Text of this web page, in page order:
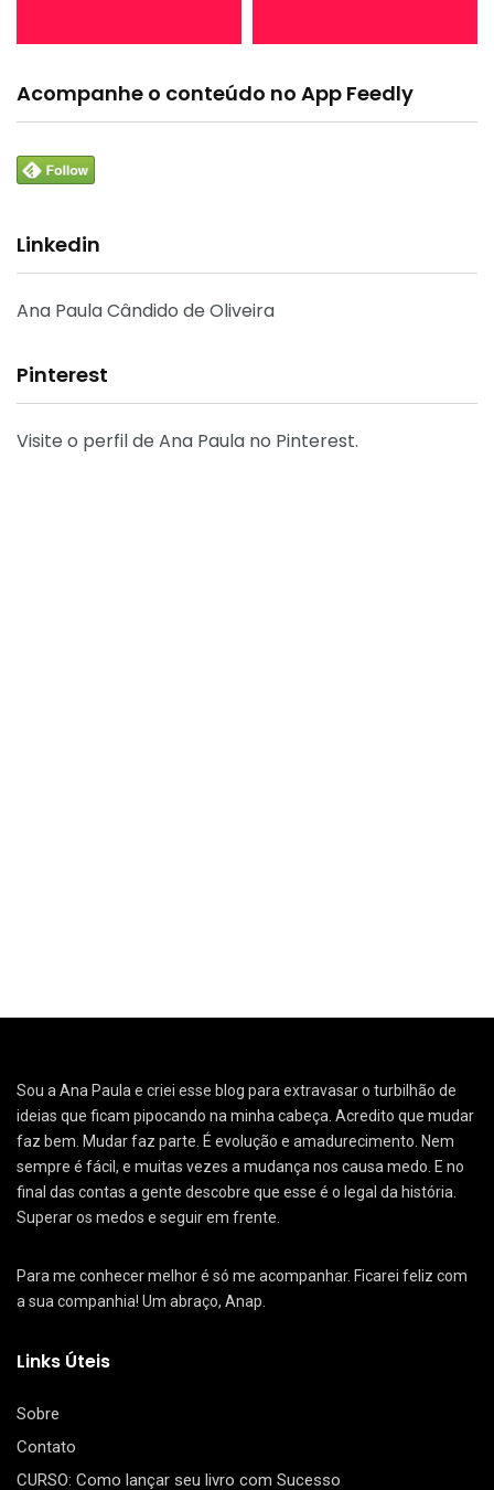
Acompanhe o conteúdo no App Feedly
Linkedin
Ana Paula Cândido de Oliveira
Pinterest
Visite o perfil de Ana Paula no Pinterest.
Sou a Ana Paula e criei esse blog para extravasar o turbilhão de
ideias que ficam pipocando na minha cabeça. Acredito que mudar
faz bem. Mudar faz parte. É evolução e amadurecimento. Nem
sempre é fácil, e muitas vezes a mudança nos causa medo. E no
final das contas a gente descobre que esse é o legal da história.
Superar os medos e seguir em frente.
Para me conhecer melhor é só me acompanhar. Ficarei feliz com
a sua companhia! Um abraço, Anap.
Links Úteis
Sobre
Contato
CURSO: Como lançar seu livro com Sucesso